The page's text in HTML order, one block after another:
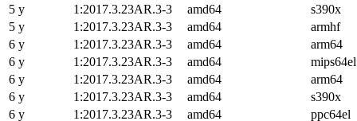
5 y
1:2017.3.23AR.3-3 amd64
s390x
5 y
1:2017.3.23AR.3-3 amd64
armhf
6 y
1:2017.3.23AR.3-3 amd64
arm64
6 y
1:2017.3.23AR.3-3 amd64
mips64el
6 y
1:2017.3.23AR.3-3 amd64
arm64
6 y
1:2017.3.23AR.3-3 amd64
s390x
6 y
1:2017.3.23AR.3-3 amd64
ppc64el